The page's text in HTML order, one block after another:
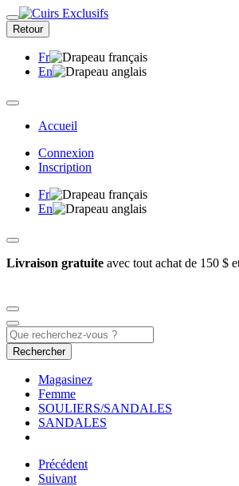
Retour
Fr
En
Accueil
Connexion
Inscription
Fr
En
Livraison gratuite avec tout achat de 150 $
Rechercher
Magasinez
Femme
SOULIERS/SANDALES
SANDALES
Précédent
Suivant